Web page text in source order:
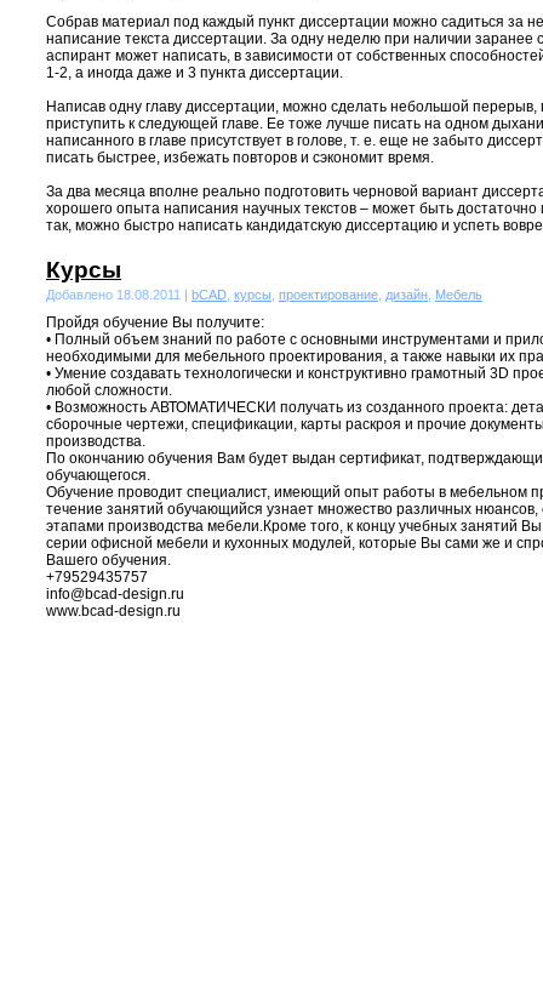
Собрав материал под каждый пункт диссертации можно садиться за
написание текста диссертации. За одну неделю при наличии заранее
аспирант может написать, в зависимости от собственных
1-2, а иногда даже и 3 пункта диссертации.
Написав одну главу диссертации, можно сделать небольшой перерыв,
приступить к следующей главе. Ее тоже лучше писать на одном
написанного в главе присутствует в голове, т. е. еще не забыто
писать быстрее, избежать повторов и сэкономит время.
За два месяца вполне реально подготовить черновой вариант
хорошего опыта написания научных текстов – может быть достаточно
так, можно быстро написать кандидатскую диссертацию и успеть
Курсы
Добавлено 18.08.2011 | bCAD курсы проектирование дизайн Мебель
Пройдя обучение Вы получите:
• Полный объем знаний по работе с основными инструментами и
необходимыми для мебельного проектирования, а также навыки их
• Умение создавать технологически и конструктивно грамотный 3D
любой сложности.
• Возможность АВТОМАТИЧЕСКИ получать из созданного проекта:
сборочные чертежи, спецификации, карты раскроя и прочие
производства.
По окончанию обучения Вам будет выдан сертификат,
обучающегося.
Обучение проводит специалист, имеющий опыт работы в мебельном
течение занятий обучающийся узнает множество различных
этапами производства мебели.Кроме того, к концу учебных занятий
серии офисной мебели и кухонных модулей, которые Вы сами же и
Вашего обучения.
+79529435757
info@bcad-design.ru
www.bcad-design.ru